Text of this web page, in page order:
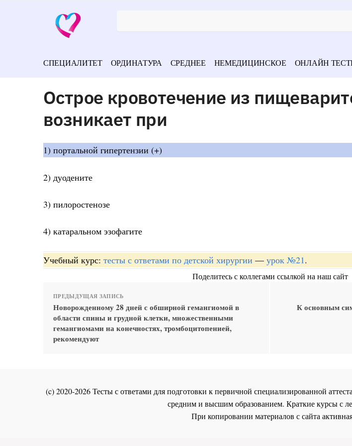
СПЕЦИАЛИТЕТ ОРДИНАТУРА СРЕДНЕЕ НЕМЕДИЦИНСКОЕ ОНЛАЙН
Острое кровотечение из
возникает при
1) портальной гипертензии (+)
2) дуодените
3) пилоростенозе
4) катаральном эзофагите
Учебный курс: тесты с ответами по детской хирургии — урок №21.
Поделитесь с коллегами ссылкой на наш сайт
ПРЕДЫДУЩАЯ ЗАПИСЬ
Новорожденному 28 дней с обширной гемангиомой в
области спины и грудной клетки, множественными
гемангиомами на конечностях, тромбоцитопенией,
рекомендуют
К основным
(c) 2020-2026 Тесты с ответами для подготовки к первичной специализированной
средним и высшим образованием. Краткие курсы с
При копировании материалов с сайта